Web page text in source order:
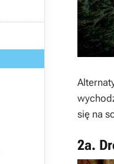
się na
2a.